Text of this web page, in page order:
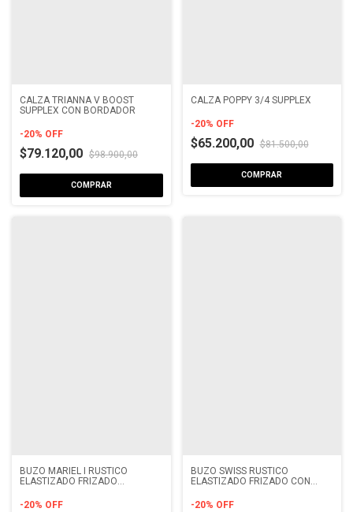
CALZA TRIANNA V BOOST
SUPPLEX CON BORDADOR
-20% OFF
$79.120,00 $98.900,00
COMPRAR
CALZA POPPY 3/4 SUPPLEX
-20% OFF
$65.200,00 $81.500,00
COMPRAR
BUZO MARIEL I RUSTICO
ELASTIZADO FRIZADO
RECORTE
-20% OFF
BUZO SWISS RUSTICO
ELASTIZADO FRIZADO CON
-20% OFF